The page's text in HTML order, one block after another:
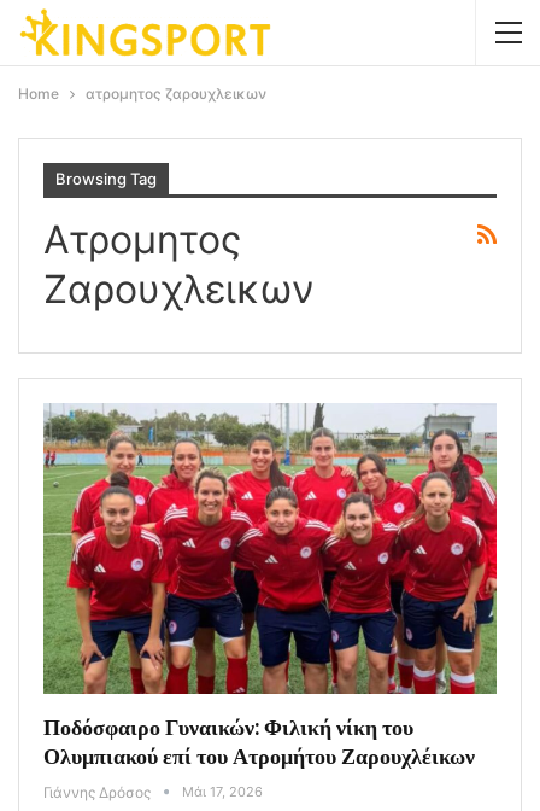
Home ατρομητος ζαρουχλεικων
Browsing Tag
Ατρομητος
Ζαρουχλεικων
Ποδόσφαιρο Γυναικών: Φιλική νίκη του
Ολυμπιακού επί του Ατρομήτου Ζαρουχλέικων
Γιάννης Δρόσος Μάι 17, 2026